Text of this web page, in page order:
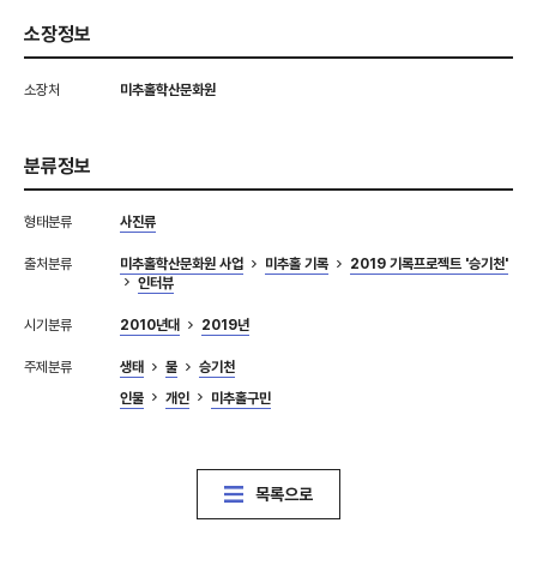
소장정보
소장처 미추홀학산문화원
분류정보
형태분류 사진류
출처분류 미추홀학산문화원 사업 미추홀 기록
2019 기록프로젝트 '승기천'
인터뷰
시기분류 2010년대 2019년
주제분류 생태 물
승기천
인물
개인 미추홀구민
목록으로